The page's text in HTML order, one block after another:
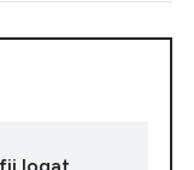
logat.